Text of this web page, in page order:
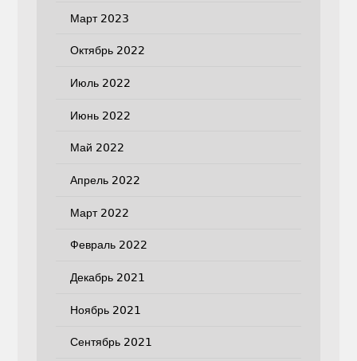
Март 2023
Октябрь 2022
Июль 2022
Июнь 2022
Май 2022
Апрель 2022
Март 2022
Февраль 2022
Декабрь 2021
Ноябрь 2021
Сентябрь 2021